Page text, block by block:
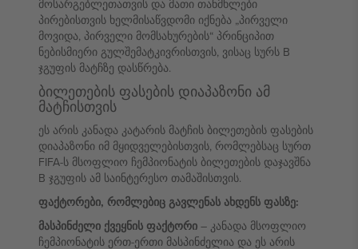
მოსარგებლეთათვის და მათი თანმხლები
პირებისთვის ხელმისაწვდომი იქნება „პირველი
მოვიდა, პირველი მომსახურების“ პრინციპით
ნებისმიერი გულშემატკივრისთვის, ვისაც სურს B
ჯგუფის მატჩზე დასწრება.
ბილეთების ფასების დიაპაზონი ამ
მატჩისთვის
ეს არის კანადა კატარის მატჩის ბილეთების ფასების
დიაპაზონი იმ მყიდველებისთვის, რომლებსაც სურთ
FIFA-ს მსოფლიო ჩემპიონატის ბილეთების დაჯავშნა
B ჯგუფის ამ საინტერესო თამაშისთვის.
ფაქტორები, რომლებიც გავლენას ახდენს ფასზე:
მასპინძელი ქვეყნის ფაქტორი – კანადა მსოფლიო
ჩემპიონატის ერთ-ერთი მასპინძელია და ეს არის